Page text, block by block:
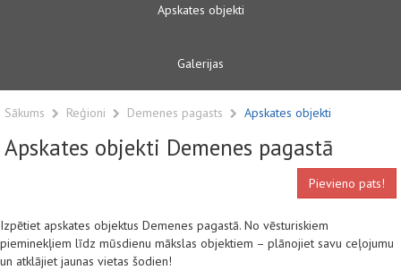
Apskates objekti
Galerijas
Sākums Reģioni Demenes pagasts Apskates objekti
Apskates objekti Demenes pagastā
Pievieno pats!
Izpētiet apskates objektus Demenes pagastā. No vēsturiskiem
pieminekļiem līdz mūsdienu mākslas objektiem – plānojiet savu ceļojumu
un atklājiet jaunas vietas šodien!